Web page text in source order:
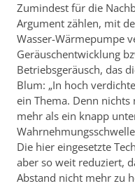
Zumindest für die
Argument zählen, mit
Wasser-Wärmepumpe
Geräuschentwicklung
Betriebsgeräusch, das
Blum: „In hoch
ein Thema. Denn
mehr als ein knapp
Die hier eingesetzte
aber so weit reduziert,
Abstand nicht mehr zu